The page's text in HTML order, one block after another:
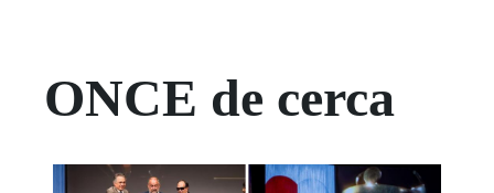
ONCE de cerca